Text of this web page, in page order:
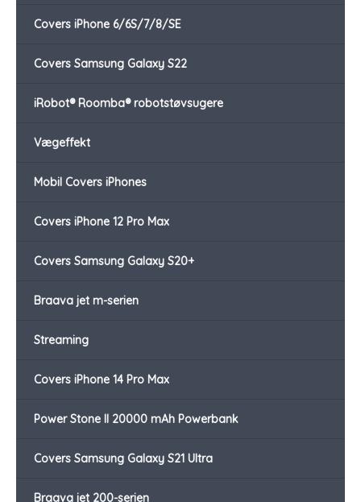
Covers iPhone 6/6S/7/8/SE
Covers Samsung Galaxy S22
iRobot® Roomba® robotstøvsugere
Vægeffekt
Mobil Covers iPhones
Covers iPhone 12 Pro Max
Covers Samsung Galaxy S20+
Braava jet m-serien
Streaming
Covers iPhone 14 Pro Max
Power Stone II 20000 mAh Powerbank
Covers Samsung Galaxy S21 Ultra
Braava jet 200-serien